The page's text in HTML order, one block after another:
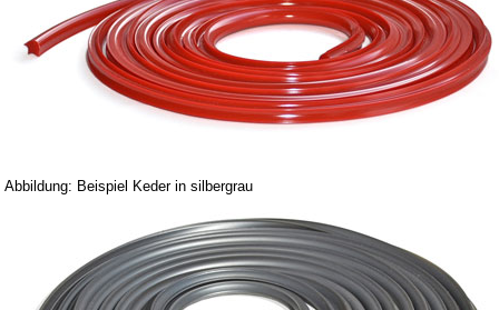
Datenschutz
Batterierücknahme
Downloads
Versandkosten
Suchfunktion
Warenkorb
Abbildung: Beispiel Keder in silbergrau